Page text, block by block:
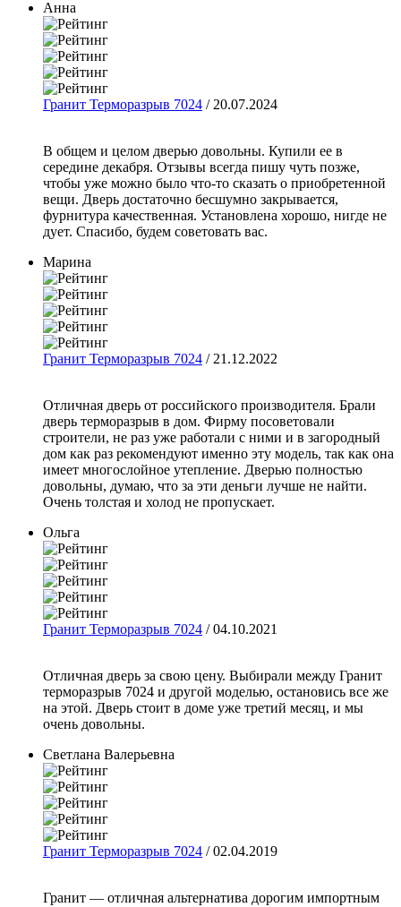
Анна
Гранит Терморазрыв 7024 / 20.07.2024
В общем и целом дверью довольны. Купили ее в
середине декабря. Отзывы всегда пишу чуть позже,
чтобы уже можно было что-то сказать о приобретенной
вещи. Дверь достаточно бесшумно закрывается,
фурнитура качественная. Установлена хорошо, нигде не
дует. Спасибо, будем советовать вас.
Марина
Гранит Терморазрыв 7024 / 21.12.2022
Отличная дверь от российского производителя. Брали
дверь терморазрыв в дом. Фирму посоветовали
строители, не раз уже работали с ними и в загородный
дом как раз рекомендуют именно эту модель, так как она
имеет многослойное утепление. Дверью полностью
довольны, думаю, что за эти деньги лучше не найти.
Очень толстая и холод не пропускает.
Ольга
Гранит Терморазрыв 7024 / 04.10.2021
Отличная дверь за свою цену. Выбирали между Гранит
терморазрыв 7024 и другой моделью, остановись все же
на этой. Дверь стоит в доме уже третий месяц, и мы
очень довольны.
Светлана Валерьевна
Гранит Терморазрыв 7024 / 02.04.2019
Гранит — отличная альтернатива дорогим импортным